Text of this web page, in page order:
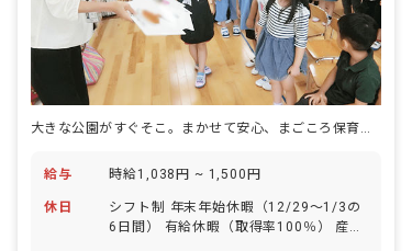
大きな公園がすぐそこ。まかせて安心、まごころ保育を届ける認定こども園です。
給与 時給1,038円 ~ 1,500円
休日
シフト制 年末年始休暇（12/29～1/3の
6日間） 有給休暇（取得率100％） 産前